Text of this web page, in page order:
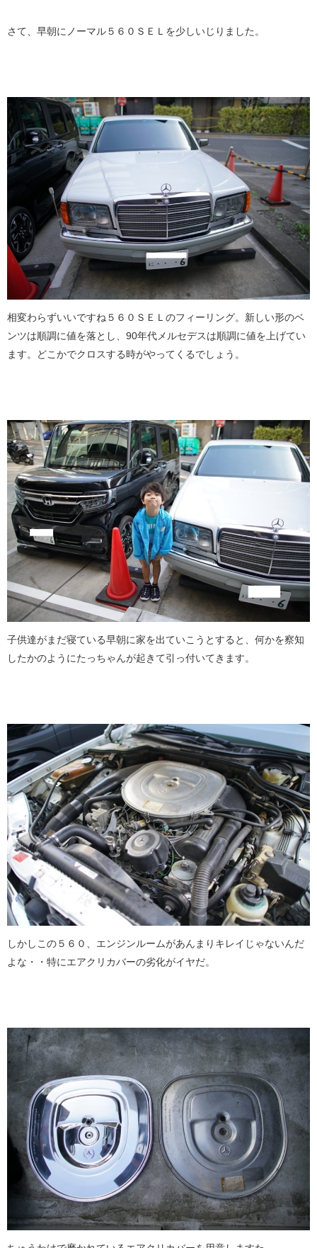
さて、早朝にノーマル５６０ＳＥＬを少しいじりました。
相変わらずいいですね５６０ＳＥＬのフィーリング。新しい形のベ
ンツは順調に値を落とし、90年代メルセデスは順調に値を上げてい
ます。どこかでクロスする時がやってくるでしょう。
子供達がまだ寝ている早朝に家を出ていこうとすると、何かを察知
したかのようにたっちゃんが起きて引っ付いてきます。
しかしこの５６０、エンジンルームがあんまりキレイじゃないんだ
よな・・特にエアクリカバーの劣化がイヤだ。